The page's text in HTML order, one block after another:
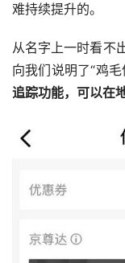
难持续提升的。
从名字上一时看不
向我们说明了“鸡毛
追踪功能，可以在